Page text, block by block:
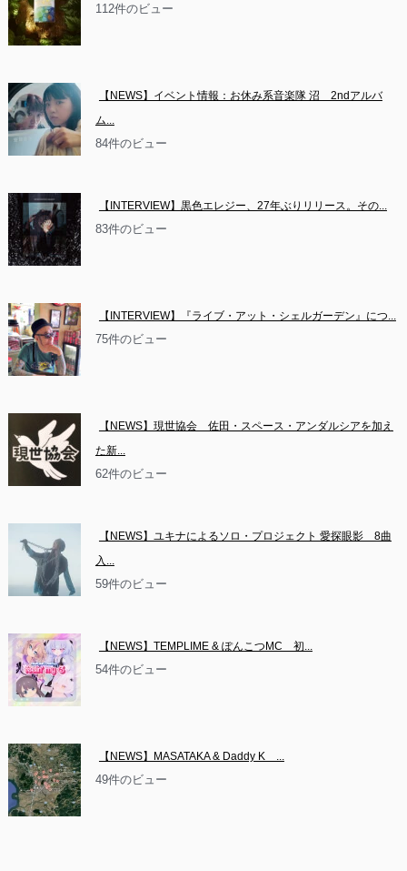
112件のビュー
【NEWS】イベント情報：お休み系音楽隊 沼　2ndアルバ
ム...
84件のビュー
【INTERVIEW】黒色エレジー、27年ぶりリリース。その...
83件のビュー
【INTERVIEW】『ライブ・アット・シェルガーデン』につ...
75件のビュー
【NEWS】現世協会　佐田・スペース・アンダルシアを加え
た新...
62件のビュー
【NEWS】ユキナによるソロ・プロジェクト 愛探眼影　8曲
入...
59件のビュー
【NEWS】TEMPLIME & ぽんこつMC　初...
54件のビュー
【NEWS】MASATAKA & Daddy K　...
49件のビュー